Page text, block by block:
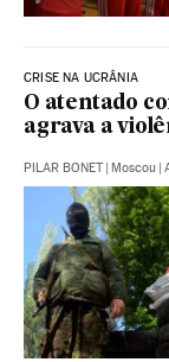
CRISE NA UCRÂNIA
O atentado
agrava a
PILAR BONET | Moscou |